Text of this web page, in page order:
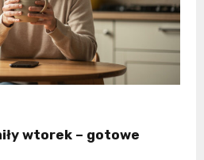
wtorek – gotowe